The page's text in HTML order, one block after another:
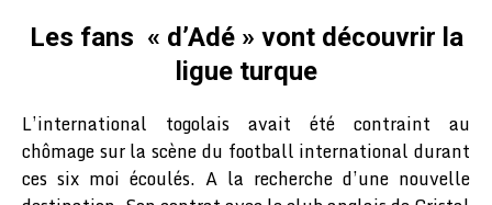
Les fans « d’Adé » vont découvrir la
ligue turque
L’international togolais avait été contraint au
chômage sur la scène du football international durant
ces six moi écoulés. A la recherche d’une nouvelle